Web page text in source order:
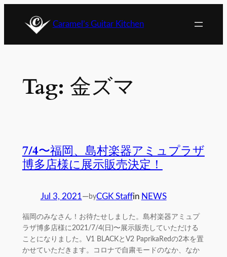
Caramel’s Guitar Kitchen
Tag: 金ズマ
7/4〜福岡、島村楽器アミュプラザ
博多店様に展示販売決定！
Jul 3, 2021—byCGK Staffin NEWS
福岡のみなさん！お待たせしました。島村楽器アミュプ
ラザ博多店様に2021/7/4(日)〜展示販売していただける
ことになりました。V1 BLACKとV2 PaprikaRedの2本を置
かせていただきます。コロナで自粛モードのなか、なか